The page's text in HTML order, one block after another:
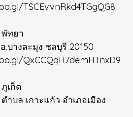
TSCEvvnRkd4TGgQG8
พัทยา
.บางละมุง ชลบุรี 20150
QxCCQqH7demHTnxD9
เก็ต
ำบล เกาะแก้ว อำเภอเมือง